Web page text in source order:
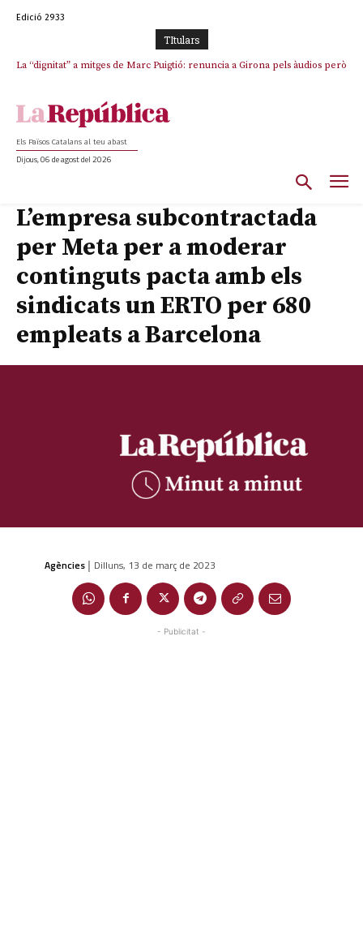
Edició 2933
TItulars
La “dignitat” a mitges de Marc Puigtió: renuncia a Girona pels àudios però
Junts exigeix que Catalunya quedi “fora” del repartiment dels menors
Els Països Catalans al teu abast
Dijous, 06 de agost del 2026
L’empresa subcontractada
per Meta per a moderar
continguts pacta amb els
sindicats un ERTO per 680
empleats a Barcelona
Agències | Dilluns, 13 de març de 2023
- Publicitat -